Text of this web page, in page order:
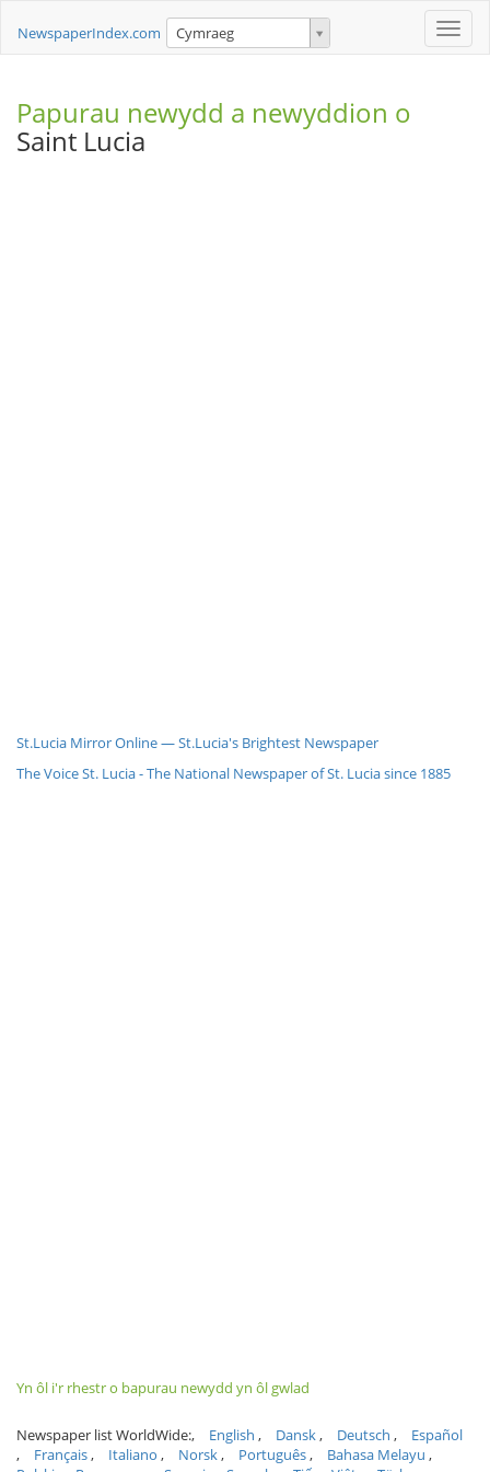
Toggle
NewspaperIndex.com Cymraeg
Papurau newydd a newyddion o
Saint Lucia
St.Lucia Mirror Online — St.Lucia's Brightest Newspaper
The Voice St. Lucia - The National Newspaper of St. Lucia since 1885
Yn ôl i'r rhestr o bapurau newydd yn ôl gwlad
Newspaper list WorldWide: English Dansk Deutsch
Español
Français
Italiano Norsk Português
Bahasa Melayu